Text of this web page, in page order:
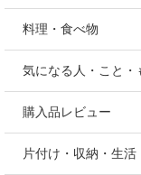
子育て
１００均
アウトドア
つくば近辺